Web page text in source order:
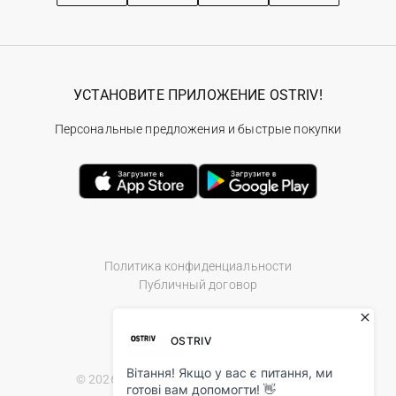
Политика конфиденциальности
Публичный договор
© 2026 Ostriv.ua Store. All Rights Reserved.
УСТАНОВИТЕ ПРИЛОЖЕНИЕ OSTRIV!
Персональные предложения и быстрые покупки